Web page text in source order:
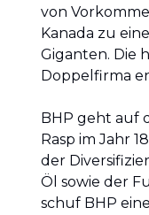
von
Kanada zu
Giganten. Die
Doppelfirma
BHP geht auf
Rasp im Jahr
der
Öl sowie der
schuf BHP